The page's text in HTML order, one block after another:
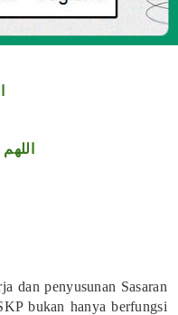
dan penyusunan Sasaran
bukan hanya berfungsi